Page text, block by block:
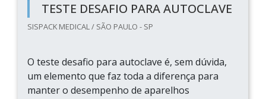
TESTE DESAFIO PARA AUTOCLAVE
SISPACK MEDICAL / SÃO PAULO - SP
O teste desafio para autoclave é, sem dúvida,
um elemento que faz toda a diferença para
manter o desempenho de aparelhos